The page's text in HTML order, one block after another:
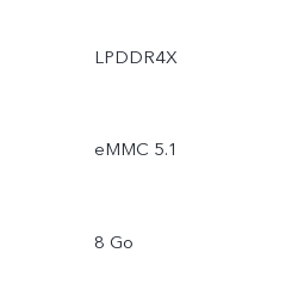
LPDDR4X
eMMC 5.1
8 Go